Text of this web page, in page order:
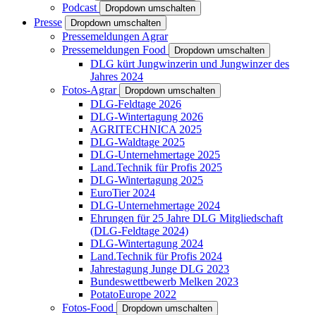
Podcast Dropdown umschalten
Presse Dropdown umschalten
Pressemeldungen Agrar
Pressemeldungen Food
Dropdown umschalten
DLG kürt Jungwinzerin und Jungwinzer des
Jahres 2024
Fotos-Agrar
Dropdown umschalten
DLG-Feldtage 2026
DLG-Wintertagung 2026
AGRITECHNICA 2025
DLG-Waldtage 2025
DLG-Unternehmertage 2025
Land.Technik für Profis 2025
DLG-Wintertagung 2025
EuroTier 2024
DLG-Unternehmertage 2024
Ehrungen für 25 Jahre DLG Mitgliedschaft
(DLG-Feldtage 2024)
DLG-Wintertagung 2024
Land.Technik für Profis 2024
Jahrestagung Junge DLG 2023
Bundeswettbewerb Melken 2023
PotatoEurope 2022
Fotos-Food
Dropdown umschalten